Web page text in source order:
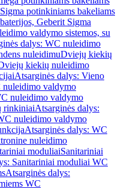
potinkiniams bakeliams
Geberit Sigma
valdymo sistemos, su
dalys: WC nuleidimo
nuleidimuDviejų kiekių
kiekių nuleidimo
Atsarginės dalys: Vieno
nuleidimo valdymo
nuleidimo valdymo
rinkiniaiAtsarginės dalys:
nuleidimo valdymo
Atsarginės dalys: WC
nuleidimo
moduliaiSanitariniai
Sanitariniai moduliai WC
Atsarginės dalys:
WC